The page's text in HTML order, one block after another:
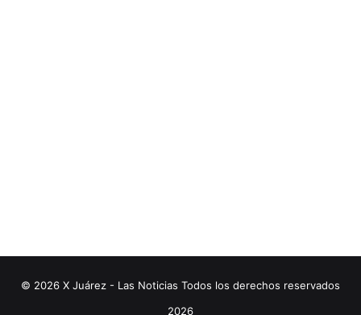
© 2026 X Juárez - Las Noticias Todos los derechos reservados
2026